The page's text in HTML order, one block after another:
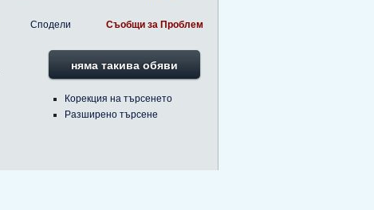
Сподели Съобщи за Проблем
няма такива обяви
Корекция на търсенето
Разширено търсене